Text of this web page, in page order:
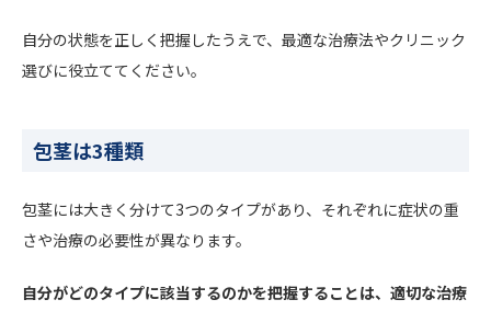
自分の状態を正しく把握したうえで、最適な治療法やクリニック
選びに役立ててください。
包茎は3種類
包茎には大きく分けて3つのタイプがあり、それぞれに症状の重
さや治療の必要性が異なります。
自分がどのタイプに該当するのかを把握することは、適切な治療